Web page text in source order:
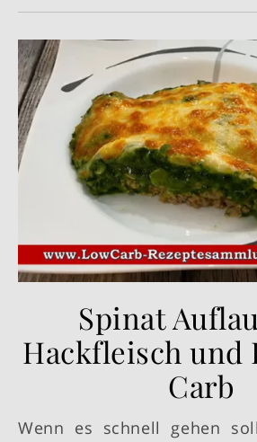
Spinat
Hackfleisch und
Carb
Wenn es schnell gehen soll und trotzdem